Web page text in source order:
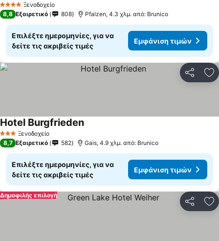
4 ΑστέριαΞενοδοχείο
8,8 Εξαιρετικό 808 Pfalzen, 4.3 χλμ. από: Brunico
Επιλέξτε ημερομηνίες, για να
δείτε τις ακριβείς τιμές
Εμφάνιση τιμών
3 ΑστέριαΞενοδοχείο
Hotel BurgfriedenΕμφάνιση τιμών
8,7 Εξαιρετικό 582 Gais, 4.9 χλμ. από: Brunico
Επιλέξτε ημερομηνίες, για να
δείτε τις ακριβείς τιμές
Εμφάνιση τιμών
Δημοφιλής επιλογή